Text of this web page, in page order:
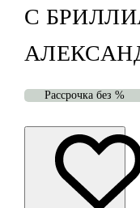
С
Рассрочка без %